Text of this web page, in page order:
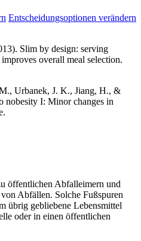
Entscheidungsoptionen verändern
Slim by design: serving
overall meal selection.
Urbanek, J. K., Jiang, H., &
nobesity I: Minor changes in
öffentlichen Abfalleimern und
Abfällen. Solche Fußspuren
übrig gebliebene Lebensmittel
oder in einen öffentlichen